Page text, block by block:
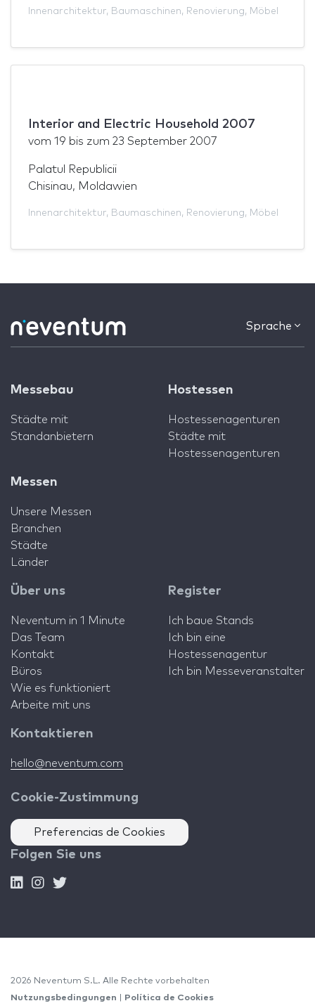
Innenarchitektur, Baumaschinen, Renovierung, Möbel
Interior and Electric Household 2007
vom 19 bis zum 23 September 2007
Palatul Republicii
Chisinau, Moldawien
Innenarchitektur, Baumaschinen, Renovierung, Möbel
Sprache
Messebau
Städte mit
Standanbietern
Hostessen
Hostessenagenturen
Städte mit
Hostessenagenturen
Messen
Unsere Messen
Branchen
Städte
Länder
Über uns
Neventum in 1 Minute
Das Team
Kontakt
Büros
Wie es funktioniert
Arbeite mit uns
Register
Ich baue Stands
Ich bin eine
Hostessenagentur
Ich bin Messeveranstalter
Kontaktieren
hello@neventum.com
Cookie-Zustimmung
Preferencias de Cookies
Folgen Sie uns
2026 Neventum S.L. Alle Rechte vorbehalten
Nutzungsbedingungen
Política de Cookies